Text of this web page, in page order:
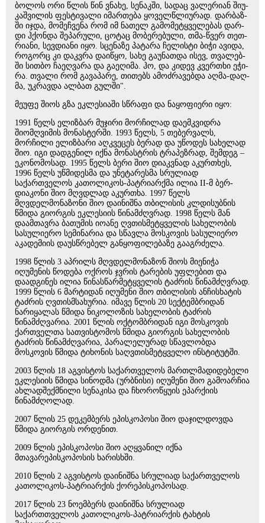
ბო­ლოს ორი წლის წინ ვნა­ხე, სე­ნაკ­ში, სა­დაც ვა­ლე­რი­ან ში­უ­
კაშ­ვი­ლის ფეს­ტი­ვა­ლი იმარ­თე­ბა ყო­ველ­წლი­უ­რად. დარ­ბაზ­
ში იჯდა, მო­მეჩ­ვე­ნა რომ იმ ნა­თელ გა­მო­მე­ტყვე­ლე­ბას დარ­
დი ჰქონ­და შე­პა­რუ­ლი, ცო­ტაც მო­ბე­რე­ბუ­ლი, თმა-წვერ თეთ­
რი­ა­ნი, სევ­დი­ა­ნი იყო. სცე­ნა­ზე პა­ტა­რა ჩე­ლის­ტი ბიჭი ავი­და,
რო­გორც კი დაკ­ვრა და­ი­წყო, სახე გა­უ­ნათ­და ისევ, თვა­ლებ­
ში სით­ბო ჩა­ეღ­ვა­რა და გა­ე­ღი­მა. ჰო, და კი­დევ კვერ­თხი ეჭი­
რა. თვა­ლი რომ გა­ვა­პა­რე, თი­თებს ამოძ­რა­ვებ­და აღმა-დაღ­
მა, უკ­რავ­და ალ­ბათ გულ­ში".
მე­უ­ფე შიოს გზა ეკ­ლე­სი­ა­ში სწრა­ფი და ნა­ყო­ფი­ე­რი იყო:
1991 წელს ელიზბარ მუჯირი მორჩილად დაემკვიდრა
შიომღვიმის მონასტერში. 1993 წელს, 5 თებერვალს,
მორჩილი ელიზბარი აღკვეცეს ბერად და უწოდეს სახელად
შიო. იგი დადგენილ იქნა მონასტრის ტრაპეზრად, შემდეგ –
ეკონომოსად. 1995 წელს ბერი შიო დიაკვნად აკურთხეს,
1996 წელს უწმიდესმა და უნეტარესმა სრულიად
საქართველოს კათოლიკოს-პატრიარქმა ილია II-მ ბერ-
დიაკონი შიო მღვდლად აკურთხა. 1997 წელს
მღვდელმონაზონი შიო დაინიშნა თბილისის კლდისუბნის
წმიდა გიორგის ეკლესიის წინამძღვრად. 1998 წელს მან
დაამთავრა ბათუმის იოანე ღვთისმეტყველის სახელობის
სასულიერო სემინარია და სწავლა მოსკოვის სასულიერო
აკადემიის დაუსწრებელ განყოფილებაზე გააგრძელა.
1998 წლის 3 აპრილს მღვდელმონაზონ შიოს მიენიჭა
იღუმენის წოდება ოქროს ჯვრის ტარების უფლებით და
დაადგინეს ილია წინასწარმეტყველის ტაძრის წინამძღვრად.
1999 წლის 6 მარტიდან იღუმენი შიო თბილისის ანჩისხატის
ტაძრის ღვთისმსახურია. იმავე წლის 20 სექტემბრიდან
ნარიყალას წმიდა ნიკოლოზის სახელობის ტაძრის
წინამძღვარია. 2001 წლის ოქტომბრიდან იგი მოსკოვის
ქართველთა სათვისტომოს წმიდა გიორგის სახელობის
ტაძრის წინამძღვარია, პარალელურად სწავლობდა
მოსკოვის წმიდა ტიხონის საღვთისმეტყველო ინსტიტუტში.
2003 წლის 18 აგვისტოს საქართველოს მართლმადიდებელი
ეკლესიის წმიდა სინოდმა (ურბნისი) იღუმენი შიო გამოარჩია
ახლადშექმნილი სენაკისა და ჩხოროწყუის ეპარქიის
წინამძღოლად.
2007 წლის 25 დეკემბერს ეპისკოპოსი შიო დაჯილდოვდა
წმიდა გიორგის ორდენით.
2009 წლის ეპისკოპოსი შიო აღყვანილ იქნა
მთავარეპისკოპოსის ხარისხში.
2010 წლის 2 აგვისტოს დაინიშნა სრულიად საქართველოს
კათოლიკოს-პატრიარქის ქორეპისკოპოსად.
2017 წლის 23 ნოემბერს დაინიშნა სრულიად
საქართთველოს კათოლიკოს-პატრიარქის ტახტის